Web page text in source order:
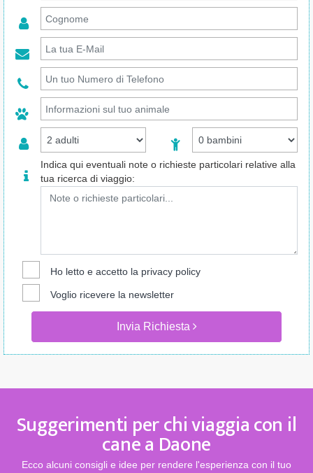
Indica qui eventuali note o richieste particolari relative alla
tua ricerca di viaggio:
Ho letto e accetto la privacy policy
Voglio ricevere la newsletter
Invia Richiesta
Suggerimenti per chi viaggia con il
cane a Daone
Ecco alcuni consigli e idee per rendere l'esperienza con il tuo